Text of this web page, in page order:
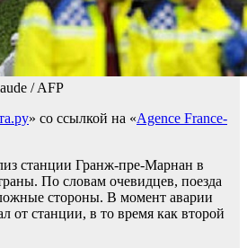
/ AFP
» со ссылкой на «Agence France-
станции Гранж-пре-Марнан в
По словам очевидцев, поезда
стороны. В момент аварии
от станции, в то время как второй